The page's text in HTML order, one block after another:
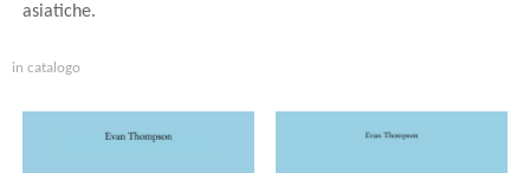
asiatiche.
in catalogo